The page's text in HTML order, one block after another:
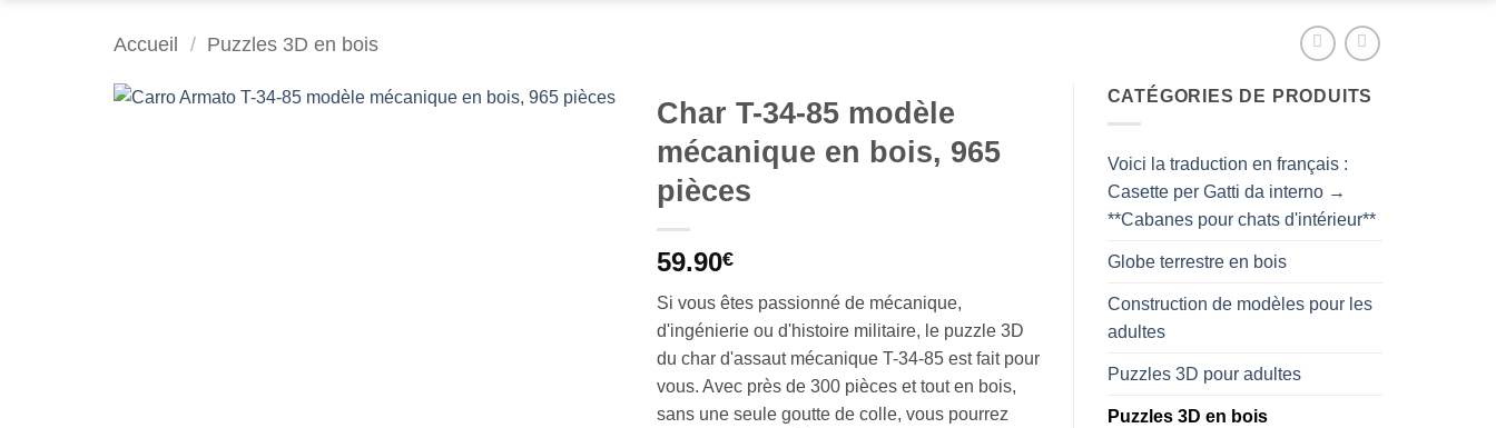
Accueil / Puzzles 3D en bois
Char T-34-85 modèle
mécanique en bois, 965
pièces
59.90€
Si vous êtes passionné de mécanique,
d'ingénierie ou d'histoire militaire, le puzzle 3D
du char d'assaut mécanique T-34-85 est fait pour
vous. Avec près de 300 pièces et tout en bois,
sans une seule goutte de colle, vous pourrez
CATÉGORIES DE PRODUITS
Voici la traduction en français :
Casette per Gatti da interno →
**Cabanes pour chats d'intérieur**
Globe terrestre en bois
Construction de modèles pour les
adultes
Puzzles 3D pour adultes
Puzzles 3D en bois